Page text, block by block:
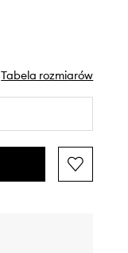
Tabela rozmiarów